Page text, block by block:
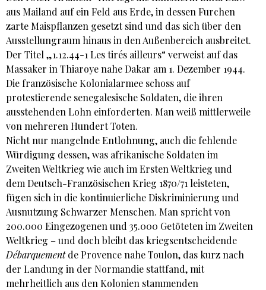
aus Mailand auf ein Feld aus Erde, in dessen Furchen
zarte Maispflanzen gesetzt sind und das sich über den
Ausstellungraum hinaus in den Außenbereich ausbreitet.
Der Titel „1.12.44-1 Les tirés ailleurs“ verweist auf das
Massaker in Thiaroye nahe Dakar am 1. Dezember 1944.
Die französische Kolonialarmee schoss auf
protestierende senegalesische Soldaten, die ihren
ausstehenden Lohn einforderten. Man weiß mittlerweile
von mehreren Hundert Toten.
Nicht nur mangelnde Entlohnung, auch die fehlende
Würdigung dessen, was afrikanische Soldaten im
Zweiten Weltkrieg wie auch im Ersten Weltkrieg und
dem Deutsch-Französischen Krieg 1870/71 leisteten,
fügen sich in die kontinuierliche Diskriminierung und
Ausnutzung Schwarzer Menschen. Man spricht von
200.000 Eingezogenen und 35.000 Getöteten im Zweiten
Weltkrieg – und doch bleibt das kriegsentscheidende
Débarquementde Provence nahe Toulon, das kurz nach
der Landung in der Normandie stattfand, mit
mehrheitlich aus den Kolonien stammenden